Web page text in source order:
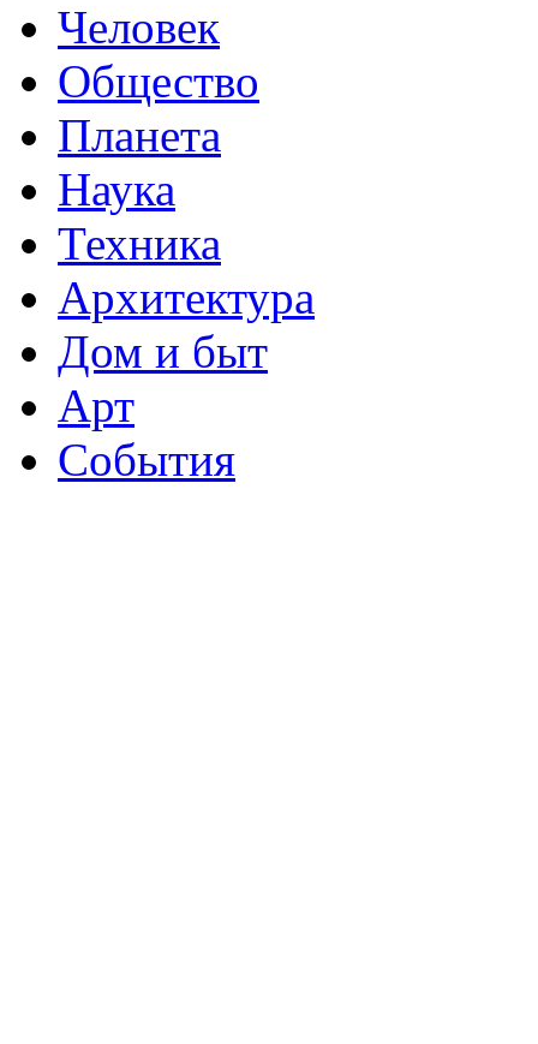
Человек
Общество
Планета
Наука
Техника
Архитектура
Дом и быт
Арт
События